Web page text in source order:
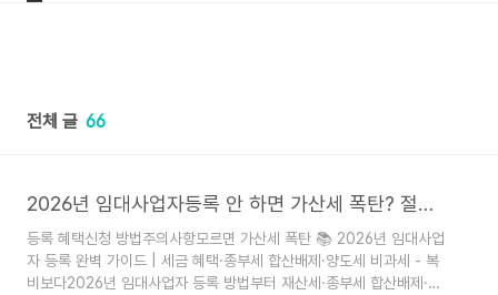
전체 글 66
2026년 임대사업자등록 안 하면 가산세 폭탄? 절세 혜택 총정리
등록 혜택신청 방법주의사항모르면 가산세 폭탄 📚 2026년 임대사업
자 등록 완벽 가이드 | 세금 혜택·종부세 합산배제·양도세 비과세 - 복
비보다2026년 임대사업자 등록 방법부터 재산세·종부세 합산배제·양